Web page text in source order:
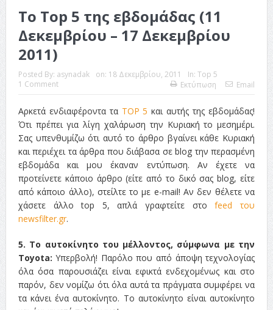
Το Top 5 της εβδομάδας (11
Δεκεμβρίου – 17 Δεκεμβρίου
2011)
Posted By: asynadak on: 18 Δεκεμβρίου, 2011 In: Top 5
1 Comment
Εκτύπωση Email
Αρκετά ενδιαφέροντα τα TOP 5 και αυτής της εβδομάδας!
Ότι πρέπει για λίγη χαλάρωση την Κυριακή το μεσημέρι.
Σας υπενθυμίζω ότι αυτό το άρθρο βγαίνει κάθε Κυριακή
και περιέχει τα άρθρα που διάβασα σε blog την περασμένη
εβδομάδα και μου έκαναν εντύπωση. Αν έχετε να
προτείνετε κάποιο άρθρο (είτε από το δικό σας blog, είτε
από κάποιο άλλο), στείλτε το με e-mail! Αν δεν θέλετε να
χάσετε άλλο top 5, απλά γραφτείτε στοfeed του
newsfilter.gr.
5. Το αυτοκίνητο του μέλλοντος, σύμφωνα με την
Toyota: Υπερβολή! Παρόλο που από άποψη τεχνολογίας
όλα όσα παρουσιάζει είναι εφικτά ενδεχομένως και στο
παρόν, δεν νομίζω ότι όλα αυτά τα πράγματα συμφέρει να
τα κάνει ένα αυτοκίνητο. Το αυτοκίνητο είναι αυτοκίνητο